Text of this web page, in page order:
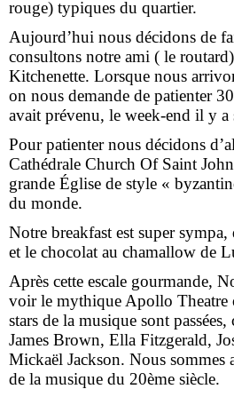
rouge) typiques du quartier.
Aujourd’hui nous décidons de
consultons notre ami ( le
Kitchenette. Lorsque nous
on nous demande de patienter
avait prévenu, le week-end il y a
Pour patienter nous décidons
Cathédrale Church Of Saint
grande Église de style «
du monde.
Notre breakfast est super
et le chocolat au chamallow de
Après cette escale gourmande,
voir le mythique Apollo Theatre
stars de la musique sont
James Brown, Ella Fitzgerald,
Mickaël Jackson. Nous sommes
de la musique du 20ème siècle.